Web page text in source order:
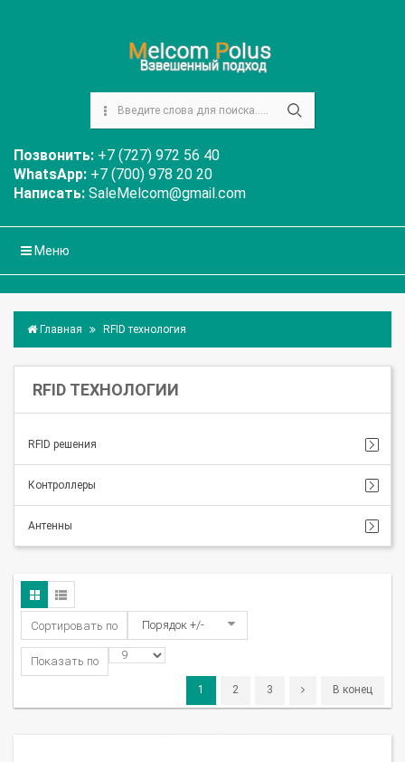
Позвонить: +7 (727) 972 56 40
WhatsApp: +7 (700) 978 20 20
Написать: SaleMelcom@gmail.com
Меню
Главная RFID технология
RFID ТЕХНОЛОГИИ
RFID решения
Контроллеры
Антенны
Сортировать по Порядок +/-
Показать по
1 2 3 В конец